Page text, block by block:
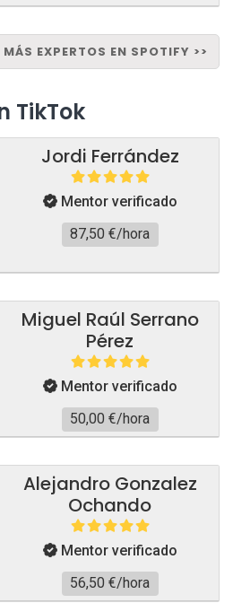
MÁS EXPERTOS EN SPOTIFY >>
TikTok
Jordi Ferrández
Mentor verificado
87,50 €/hora
Miguel Raúl Serrano
Pérez
Mentor verificado
50,00 €/hora
Alejandro Gonzalez
Ochando
Mentor verificado
56,50 €/hora